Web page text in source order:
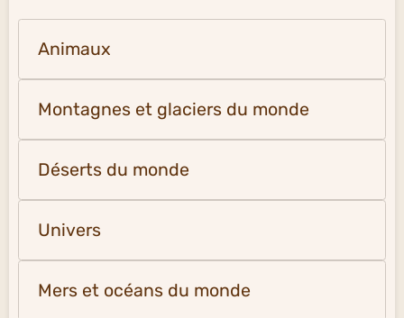
Animaux
Montagnes et glaciers du monde
Déserts du monde
Univers
Mers et océans du monde